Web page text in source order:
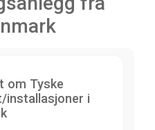
om Tyske
installasjoner i